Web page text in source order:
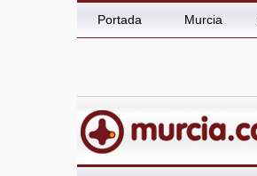
Portada Murcia